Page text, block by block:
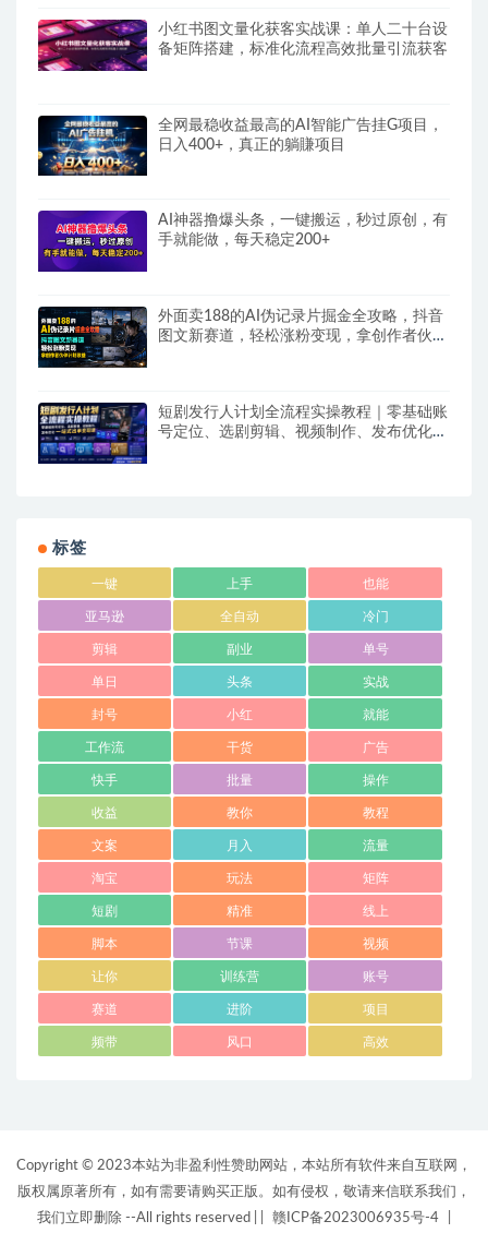
小红书图文量化获客实战课：单人二十台设
备矩阵搭建，标准化流程高效批量引流获客
全网最稳收益最高的AI智能广告挂G项目，
日入400+，真正的躺賺项目
AI神器撸爆头条，一键搬运，秒过原创，有
手就能做，每天稳定200+
外面卖188的AI伪记录片掘金全攻略，抖音
图文新赛道，轻松涨粉变现，拿创作者伙伴
短剧发行人计划全流程实操教程｜零基础账
号定位、选剧剪辑、视频制作、发布优化一
标签
一键 上手 也能
亚马逊 全自动 冷门
剪辑 副业 单号
单日 头条 实战
封号 小红 就能
工作流 干货 广告
快手 批量 操作
收益 教你 教程
文案 月入 流量
淘宝 玩法 矩阵
短剧 精准 线上
脚本 节课 视频
让你 训练营 账号
赛道 进阶 项目
频带 风口 高效
Copyright © 2023本站为非盈利性赞助网站，本站所有软件来自互联网，
版权属原著所有，如有需要请购买正版。如有侵权，敬请来信联系我们，
我们立即删除 --All rights reserved |
赣ICP备2023006935号-4